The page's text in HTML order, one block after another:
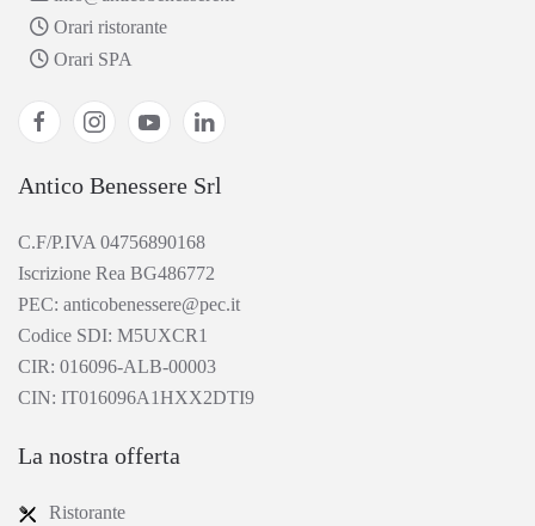
Orari ristorante
Orari SPA
Antico Benessere Srl
C.F/P.IVA 04756890168
Iscrizione Rea BG486772
PEC: anticobenessere@pec.it
Codice SDI: M5UXCR1
CIR: 016096-ALB-00003
CIN: IT016096A1HXX2DTI9
La nostra offerta
Ristorante